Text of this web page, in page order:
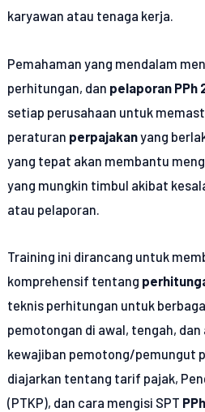
karyawan atau tenaga kerja.
Pemahaman yang mendalam
perhitungan, dan pelaporan PPh
setiap perusahaan untuk
peraturan perpajakanyang
yang tepat akan membantu
yang mungkin timbul akibat
atau pelaporan.
Training ini dirancang untuk
komprehensif tentang
teknis perhitungan untuk
pemotongan di awal, tengah,
kewajiban pemotong/pemungut
diajarkan tentang tarif pajak,
(PTKP), dan cara mengisi SPT